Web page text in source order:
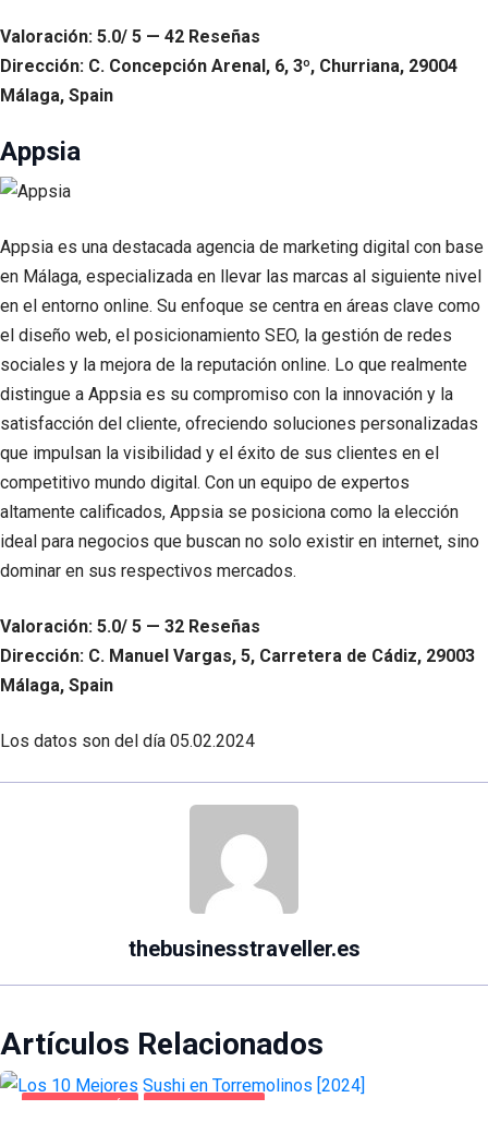
Valoración: 5.0/ 5 — 42 Reseñas
Dirección: C. Concepción Arenal, 6, 3º, Churriana, 29004
Málaga, Spain
Appsia
Appsia es una destacada agencia de marketing digital con base
en Málaga, especializada en llevar las marcas al siguiente nivel
en el entorno online. Su enfoque se centra en áreas clave como
el diseño web, el posicionamiento SEO, la gestión de redes
sociales y la mejora de la reputación online. Lo que realmente
distingue a Appsia es su compromiso con la innovación y la
satisfacción del cliente, ofreciendo soluciones personalizadas
que impulsan la visibilidad y el éxito de sus clientes en el
competitivo mundo digital. Con un equipo de expertos
altamente calificados, Appsia se posiciona como la elección
ideal para negocios que buscan no solo existir en internet, sino
dominar en sus respectivos mercados.
Valoración: 5.0/ 5 — 32 Reseñas
Dirección: C. Manuel Vargas, 5, Carretera de Cádiz, 29003
Málaga, Spain
Los datos son del día 05.02.2024
thebusinesstraveller.es
Artículos Relacionados